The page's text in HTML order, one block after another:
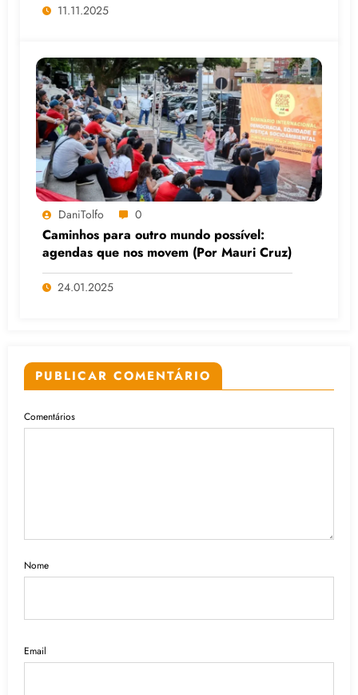
11.11.2025
DaniTolfo 0
Caminhos para outro mundo possível:
agendas que nos movem (Por Mauri Cruz)
24.01.2025
PUBLICAR COMENTÁRIO
Comentários
Nome
Email